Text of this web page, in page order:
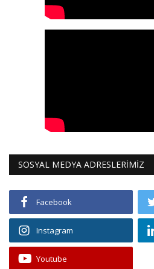
SOSYAL MEDYA ADRESLERİMİZ
Facebook
Instagram
Youtube